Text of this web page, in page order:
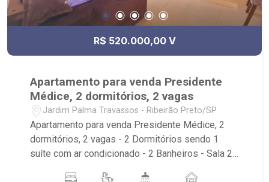
R$ 520.000,00 V
Apartamento para venda Presidente
Médice, 2 dormitórios, 2 vagas
Jardim Palma Travassos - Ribeirão Preto/SP
Apartamento para venda Presidente Médice, 2
dormitórios, 2 vagas - 2 Dormitórios sendo 1
suíte com ar condicionado - 2 Banheiros - Sala 2